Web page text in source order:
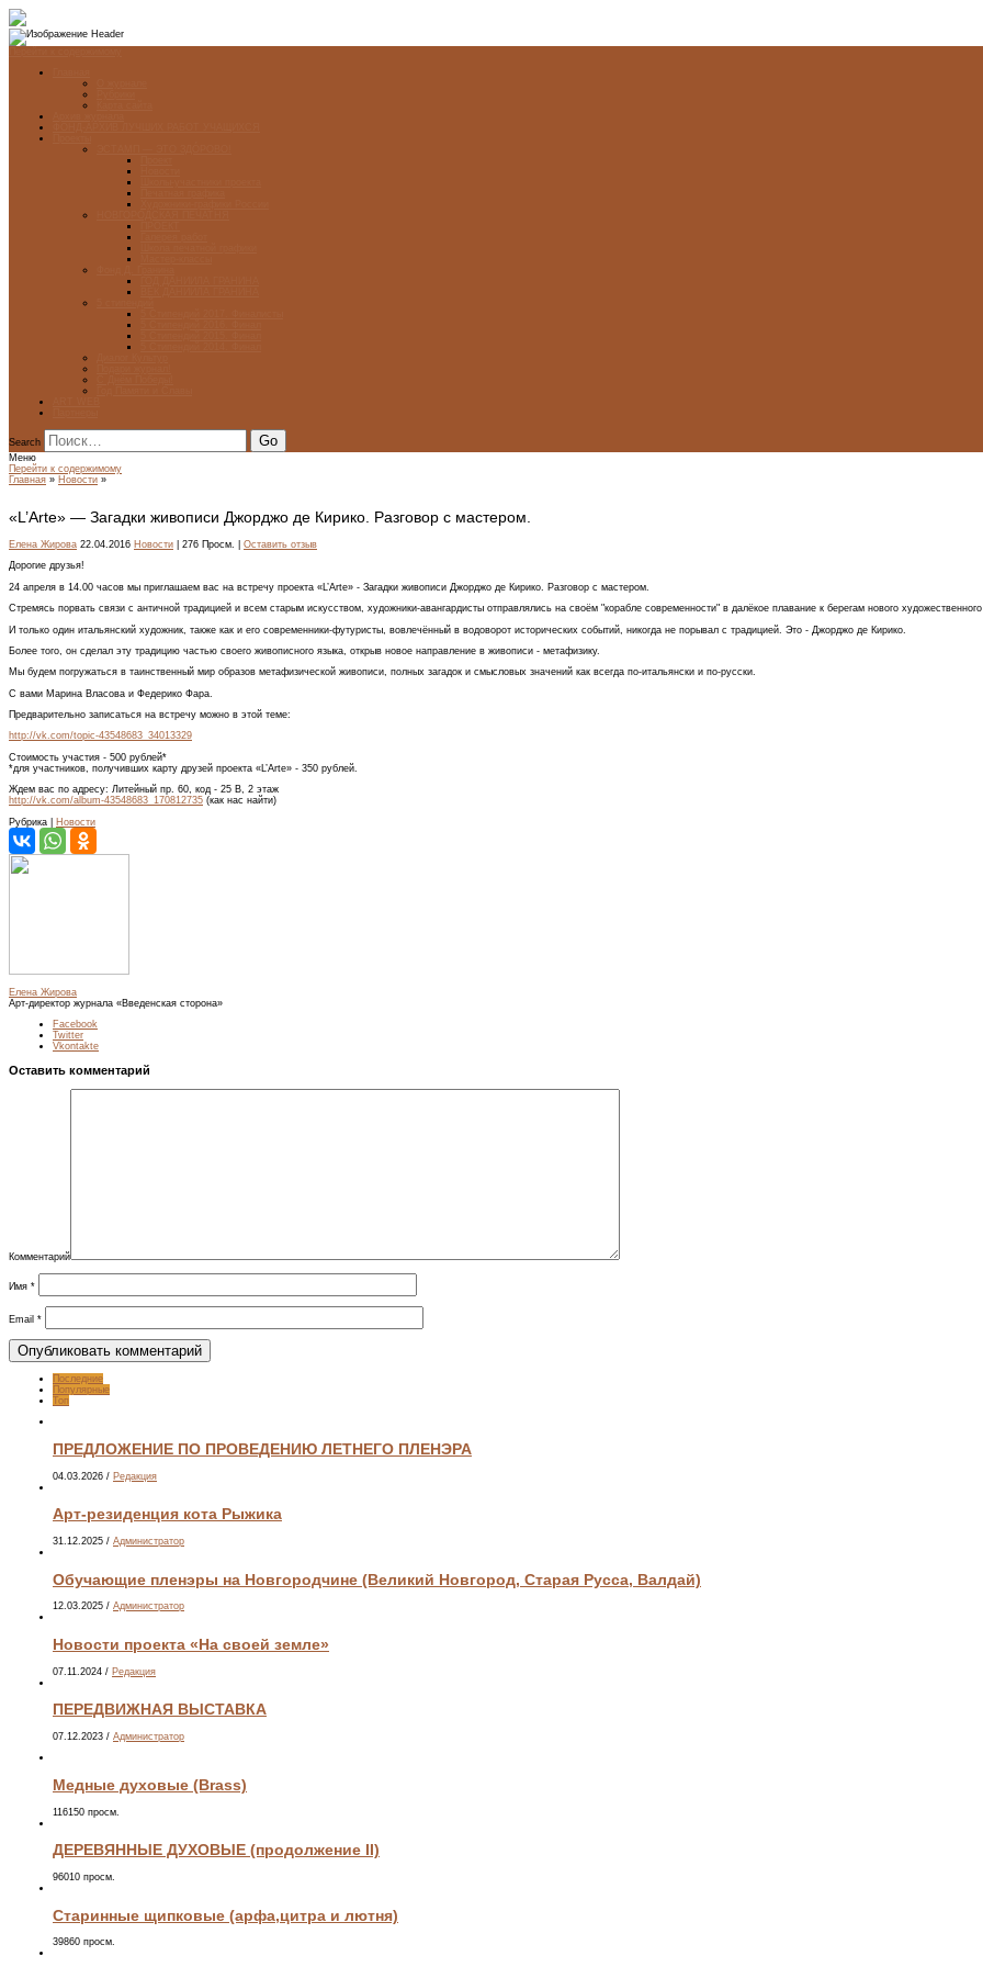
Search
Меню
Перейти к содержимому
Главная » Новости »
«L’Arte» — Загадки живописи Джорджо де Кирико. Разговор с мастером.
Елена Жирова 22.04.2016 Новости | 276 Просм. | Оставить отзыв
Дорогие друзья!
24 апреля в 14.00 часов мы приглашаем вас на встречу проекта «L’Arte» - Загадки живописи Джорджо де Кирико. Разговор с мастером.
Стремясь порвать связи с античной традицией и всем старым искусством, художники-авангардисты отправлялись на своём "корабле современности" в далёкое плавание к берегам нового
И только один итальянский художник, также как и его современники-футуристы, вовлечённый в водоворот исторических событий, никогда не порывал с традицией. Это - Джорджо де Кирико.
Более того, он сделал эту традицию частью своего живописного языка, открыв новое направление в живописи - метафизику.
Мы будем погружаться в таинственный мир образов метафизической живописи, полных загадок и смысловых значений как всегда по-итальянски и по-русски.
С вами Марина Власова и Федерико Фара.
Предварительно записаться на встречу можно в этой теме:
http://vk.com/topic-43548683_34013329
Стоимость участия - 500 рублей*
*для участников, получивших карту друзей проекта «L’Arte» - 350 рублей.
Ждем вас по адресу: Литейный пр. 60, код - 25 В, 2 этаж
http://vk.com/album-43548683_170812735 (как нас найти)
Рубрика | Новости
Елена Жирова
Арт-директор журнала «Введенская сторона»
Facebook
Twitter
Vkontakte
Оставить комментарий
Комментарий
Имя *
Email *
Последние
Популярные
Топ
ПРЕДЛОЖЕНИЕ ПО ПРОВЕДЕНИЮ ЛЕТНЕГО ПЛЕНЭРА
04.03.2026 / Редакция
Арт-резиденция кота Рыжика
31.12.2025 / Администратор
Обучающие пленэры на Новгородчине (Великий Новгород, Старая Русса, Валдай)
12.03.2025 / Администратор
Новости проекта «На своей земле»
07.11.2024 / Редакция
ПЕРЕДВИЖНАЯ ВЫСТАВКА
07.12.2023 / Администратор
Медные духовые (Brass)
116150 просм.
ДЕРЕВЯННЫЕ ДУХОВЫЕ (продолжение II)
96010 просм.
Старинные щипковые (арфа,цитра и лютня)
39860 просм.